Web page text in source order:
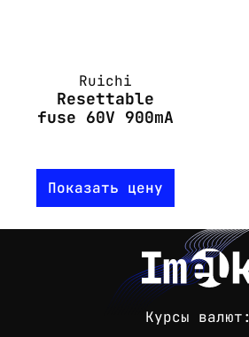
Ruichi
Resettable
fuse 60V 900mA
Показать цену
Курсы валют: